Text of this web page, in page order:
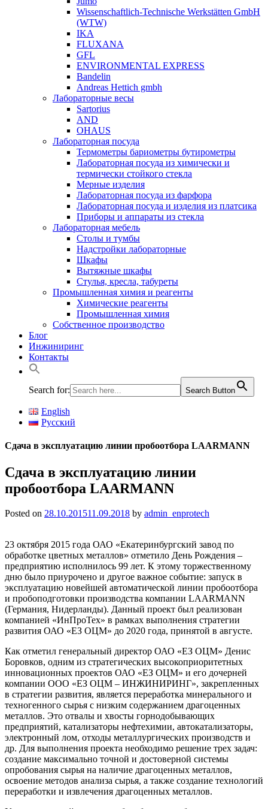
Wissenschaftlich-Technische Werkstätten GmbH
(WTW)
IKA
FLUXANA
GFL
ENVIRONMENTAL EXPRESS
Bandelin
Andreas Hettich gmbh
Лабораторные весы
Sartorius
AND
OHAUS
Лабораторная посуда
Термометры бариометры бутирометры
Лабораторная посуда из химически и
термически стойкого стекла
Мерные изделия
Лабораторная посуда из фарфора
Лабораторная посуда и изделия из платсика
Приборы и аппараты из стекла
Лабораторная мебель
Столы и тумбы
Надстройки лабораторные
Шкафы
Вытяжные шкафы
Стулья, кресла, табуреты
Промышленная химия и реагенты
Химические реагенты
Промышленная химия
Собственное производство
Блог
Инжиниринг
Контакты
Search for: Search Button
English
Русский
Сдача в эксплуатацию линии пробоотбора LAARMANN
Сдача в эксплуатацию линии
пробоотбора LAARMANN
Posted on 28.10.201511.09.2018 by admin_enprotech
23 октября 2015 года ОАО «Екатеринбургский завод по
обработке цветных металлов» отметило День Рождения –
предприятию исполнилось 99 лет. К этому торжественному
дню было приурочено и другое важное событие: запуск в
эксплуатацию новейшей автоматической линии пробоотбора
и пробоподготовки производства компании LAARMANN
(Германия, Нидерланды). Данный проект был реализован
компанией «ИнПроТех» в рамках выполнения стратегии
развития ОАО «ЕЗ ОЦМ» до 2020 года, принятой в августе.
Как отметил генеральный директор ОАО «ЕЗ ОЦМ» Денис
Боровков, одним из стратегических высокоприоритетных
инновационных проектов ОАО «ЕЗ ОЦМ» и его дочерней
компании ООО «ЕЗ ОЦМ – ИНЖИНИРИНГ», закрепленных
в стратегии развития, является переработка минерального и
техногенного сырья с низким содержанием драгоценных
металлов. Это отвалы и хвосты горнодобывающих
предприятий, катализаторы нефтехимии, автокатализаторы,
электронный лом, отходы металлургических производств и
др. Для выполнения проекта необходимо решение трех задач:
создание максимально точной и достоверной системы
опробования сырья на наличие драгоценных металлов,
освоение методов анализа сырья, а также создание технологий
переработки и извлечения драгоценных металлов.